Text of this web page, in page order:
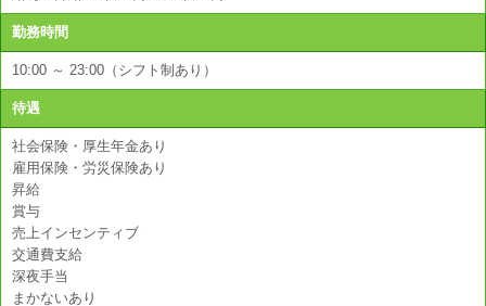
勤務時間
10:00 ～ 23:00（シフト制あり）
待遇
社会保険・厚生年金あり
雇用保険・労災保険あり
昇給
賞与
売上インセンティブ
交通費支給
深夜手当
まかないあり